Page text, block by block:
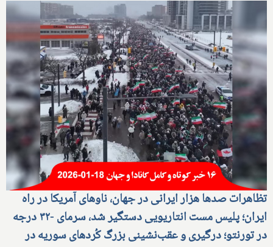
تظاهرات صدها هزار ایرانی در جهان، ناوهای آمریکا در راه
ایران؛ پلیس مست انتاریویی دستگیر شد، سرمای -۳۲ درجه
در تورنتو؛ درگیری و عقب‌نشینی بزرگ کُردهای سوریه در